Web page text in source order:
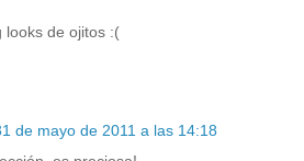
looks de ojitos :(
de mayo de 2011 a las 14:18